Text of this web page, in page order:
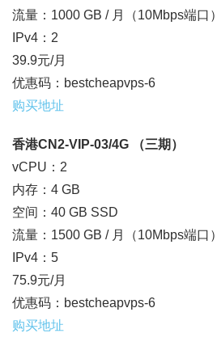
流量：1000 GB / 月（10Mbps端口）
IPv4：2
39.9元/月
优惠码：bestcheapvps-6
购买地址
香港CN2-VIP-03/4G （三期）
vCPU：2
内存：4 GB
空间：40 GB SSD
流量：1500 GB / 月（10Mbps端口）
IPv4：5
75.9元/月
优惠码：bestcheapvps-6
购买地址